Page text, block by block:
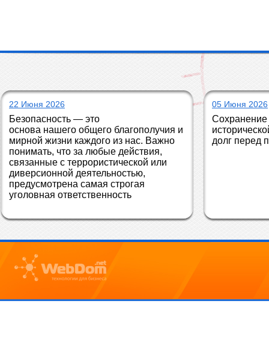
22 Июня 2026
Безопасность — это
основа нашего общего благополучия и
мирной жизни каждого из нас. Важно
понимать, что за любые действия,
связанные с террористической или
диверсионной деятельностью,
предусмотрена самая строгая
уголовная ответственность
05 Июня 2026
Сохранение
долг перед